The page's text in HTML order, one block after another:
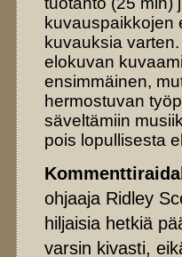
kuvauspaikkojen
kuvauksia
elokuvan
ensimmäinen,
hermostuvan
säveltämiin
pois lopullisesta
ohjaaja Ridley
hiljaisia hetkiä
varsin kivasti,